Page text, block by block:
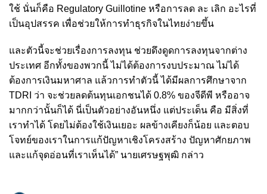
ใช้ นั่นก็คือ Regulatory Guillotine หรือการลด ละ เลิก อะไรที่
เป็นอุปสรรค เพื่อช่วยให้การทำธุรกิจในไทยง่ายขึ้น
และตัวนี้จะช่วยเรื่องการลงทุน ช่วยดึงดูดการลงทุนจากต่าง
ประเทศ อีกทั้งของพวกนี้ ไม่ได้ต้องการงบประมาณ ไม่ได้
ต้องการเงินมหาศาล แล้วการทำตัวนี้ ได้มีผลการศึกษาจาก
TDRI ว่า จะช่วยลดต้นทุนเอกชนได้ 0.8% ของจีดีพี หรืออาจ
มากกว่านั้นก็ได้ นี่เป็นตัวอย่างอันหนึ่ง แต่ประเด็น คือ มีสิ่งที่
เราทำได้ โดยไม่ต้องใช้เงินเยอะ ผลข้างเคียงก็น้อย และตอบ
โจทย์ของเราในการแก้ปัญหาเชิงโครงสร้าง ปัญหาศักยภาพ
และแก้จุดอ่อนที่เราเห็นได้” นายเศรษฐพุฒิ กล่าว